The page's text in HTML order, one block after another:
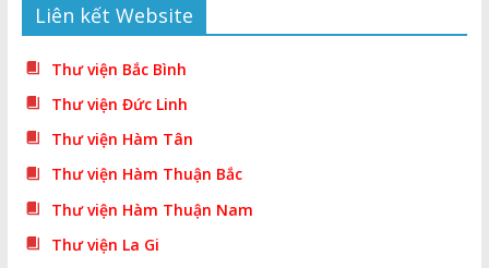
Liên kết Website
Thư viện Bắc Bình
Thư viện Đức Linh
Thư viện Hàm Tân
Thư viện Hàm Thuận Bắc
Thư viện Hàm Thuận Nam
Thư viện La Gi